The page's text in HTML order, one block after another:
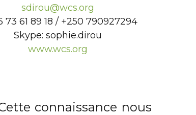
sdirou@wcs.org
73 61 89 18 / +250 790927294
Skype: sophie.dirou
www.wcs.org
connaissance nous